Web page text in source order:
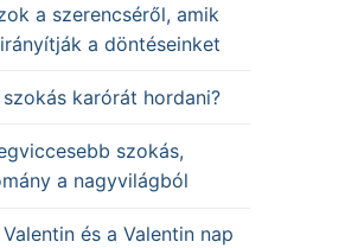
a szerencséről, amik
a döntéseinket
karórát hordani?
szokás,
a nagyvilágból
és a Valentin nap